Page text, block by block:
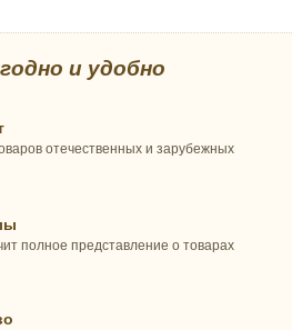
и удобно
отечественных и зарубежных
полное представление о товарах